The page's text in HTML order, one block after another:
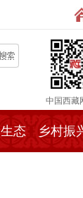
中国西藏
生态 乡村振